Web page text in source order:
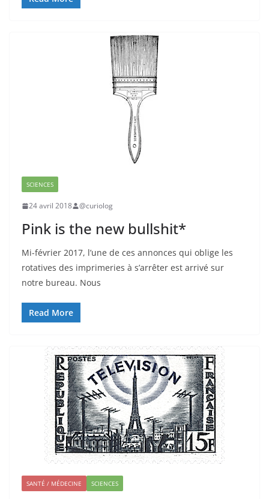
SCIENCES
24 avril 2018 @curiolog
Pink is the new bullshit*
Mi-février 2017, l’une de ces annonces qui oblige les
rotatives des imprimeries à s’arrêter est arrivé sur
notre bureau. Nous
Read More
SANTÉ / MÉDECINE SCIENCES